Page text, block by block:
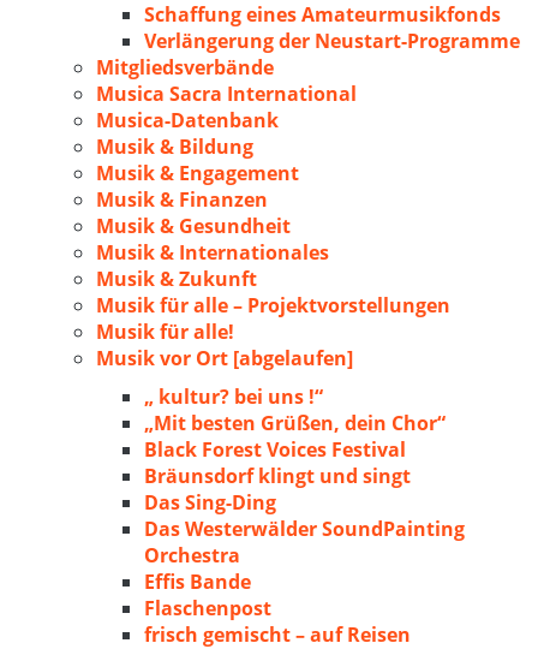
Schaffung eines Amateurmusikfonds
Verlängerung der Neustart-Programme
Mitgliedsverbände
Musica Sacra International
Musica-Datenbank
Musik & Bildung
Musik & Engagement
Musik & Finanzen
Musik & Gesundheit
Musik & Internationales
Musik & Zukunft
Musik für alle – Projektvorstellungen
Musik für alle!
Musik vor Ort [abgelaufen]
„ kultur? bei uns !“
„Mit besten Grüßen, dein Chor“
Black Forest Voices Festival
Bräunsdorf klingt und singt
Das Sing-Ding
Das Westerwälder SoundPainting
Orchestra
Effis Bande
Flaschenpost
frisch gemischt – auf Reisen